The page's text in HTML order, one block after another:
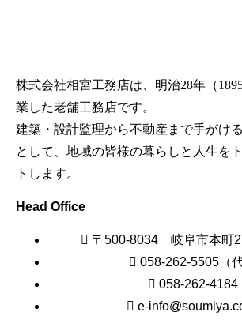
株式会社相宮工務店は、 明治28年（
業した老舗工務店です。
建築・設計監理から不動産まで手がけ
として、地域の皆様の暮らしと人生を
トします。
Head Office
〒500-8034 岐阜市本町2
058-262-5505（代
058-262-4184
e-